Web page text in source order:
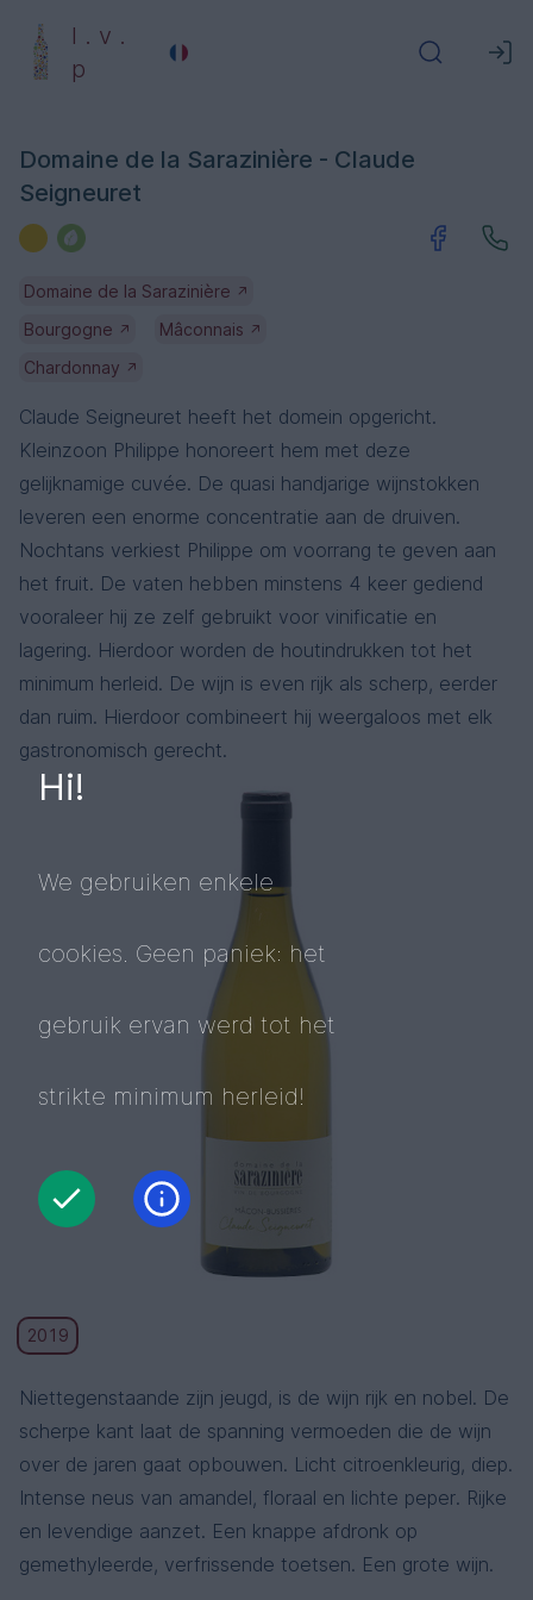
l . v .
p
Domaine de la Sarazinière - Claude
Seigneuret
Domaine de la Sarazinière ↗
Bourgogne ↗ Mâconnais ↗
Chardonnay ↗
Claude Seigneuret heeft het domein opgericht.
Kleinzoon Philippe honoreert hem met deze
gelijknamige cuvée. De quasi handjarige wijnstokken
leveren een enorme concentratie aan de druiven.
Nochtans verkiest Philippe om voorrang te geven aan
het fruit. De vaten hebben minstens 4 keer gediend
vooraleer hij ze zelf gebruikt voor vinificatie en
lagering. Hierdoor worden de houtindrukken tot het
minimum herleid. De wijn is even rijk als scherp, eerder
dan ruim. Hierdoor combineert hij weergaloos met elk
gastronomisch gerecht.
2019
Niettegenstaande zijn jeugd, is de wijn rijk en nobel. De
scherpe kant laat de spanning vermoeden die de wijn
over de jaren gaat opbouwen. Licht citroenkleurig, diep.
Intense neus van amandel, floraal en lichte peper. Rijke
en levendige aanzet. Een knappe afdronk op
gemethyleerde, verfrissende toetsen. Een grote wijn.
Hi!
We gebruiken enkele
cookies. Geen paniek: het
gebruik ervan werd tot het
strikte minimum herleid!